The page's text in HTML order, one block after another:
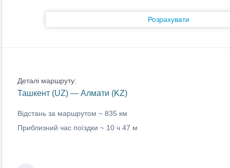
Розрахувати
Деталі маршруту:
Ташкент (UZ) — Алмати (KZ)
Відстань за маршрутом ~ 835 км
Приблизний час поїздки ~ 10 ч 47 м